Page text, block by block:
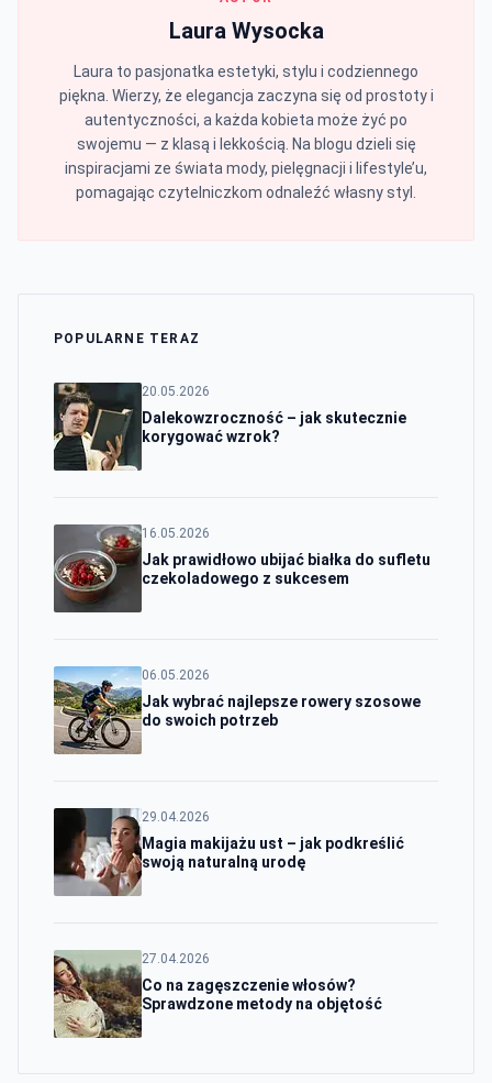
Laura Wysocka
Laura to pasjonatka estetyki, stylu i codziennego
piękna. Wierzy, że elegancja zaczyna się od prostoty i
autentyczności, a każda kobieta może żyć po
swojemu — z klasą i lekkością. Na blogu dzieli się
inspiracjami ze świata mody, pielęgnacji i lifestyle’u,
pomagając czytelniczkom odnaleźć własny styl.
POPULARNE TERAZ
20.05.2026
Dalekowzroczność – jak skutecznie
korygować wzrok?
16.05.2026
Jak prawidłowo ubijać białka do sufletu
czekoladowego z sukcesem
06.05.2026
Jak wybrać najlepsze rowery szosowe
do swoich potrzeb
29.04.2026
Magia makijażu ust – jak podkreślić
swoją naturalną urodę
27.04.2026
Co na zagęszczenie włosów?
Sprawdzone metody na objętość